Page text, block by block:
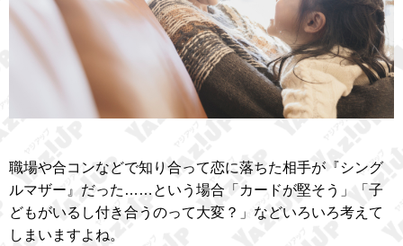
職場や合コンなどで知り合って恋に落ちた相手が『シング
ルマザー』だった……という場合「カードが堅そう」「子
どもがいるし付き合うのって大変？」などいろいろ考えて
しまいますよね。